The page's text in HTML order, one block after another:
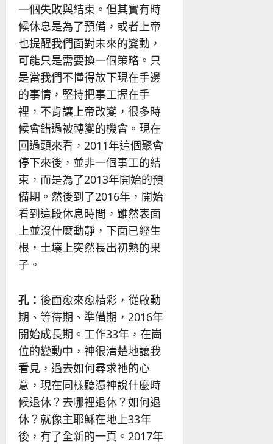
一個失敗與結束。但其實有時
候休息是為了預備，或者上帝
也提醒我們面對未來的變動，
可能只是需要換一個策略。只
是當我們不懂得放下現在手邊
的事情，堅持把事工握在手
裡，不肯讓上帝改變，很多時
候會錯過被轉變的機會。現在
回過頭來看，2011年這個聚會
停下來後，並非一個事工的結
束，而是為了2013年開始的預
備期。然後到了2016年，開始
看到這段休息時間，雖然表面
上並沒什麼動靜，下面已經生
根，土壤上突然長出初熟的果
子。
孔： 後面愈來愈精彩，從啟動
期、等待期、準備期，2016年
開始成長期。工作33年，在崗
位的變動中，神很清楚地讓我
看見，過去如何尋求祂的心
意，現在同樣聽憑神說什麼時
候退休？去哪裡退休？如何退
休？就像主耶穌在地上33年
後，有了全新的一頁。2017年